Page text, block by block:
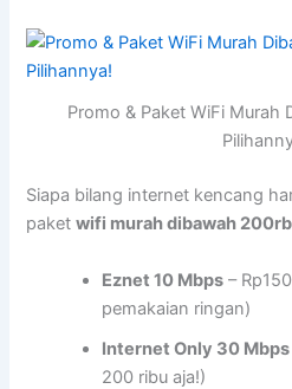
Promo & Paket WiFi Murah
Siapa bilang internet kencang
paketwifi murah dibawah 200rb
Eznet 10 Mbps –
pemakaian ringan)
Internet Only 30 Mbps
200 ribu aja!)